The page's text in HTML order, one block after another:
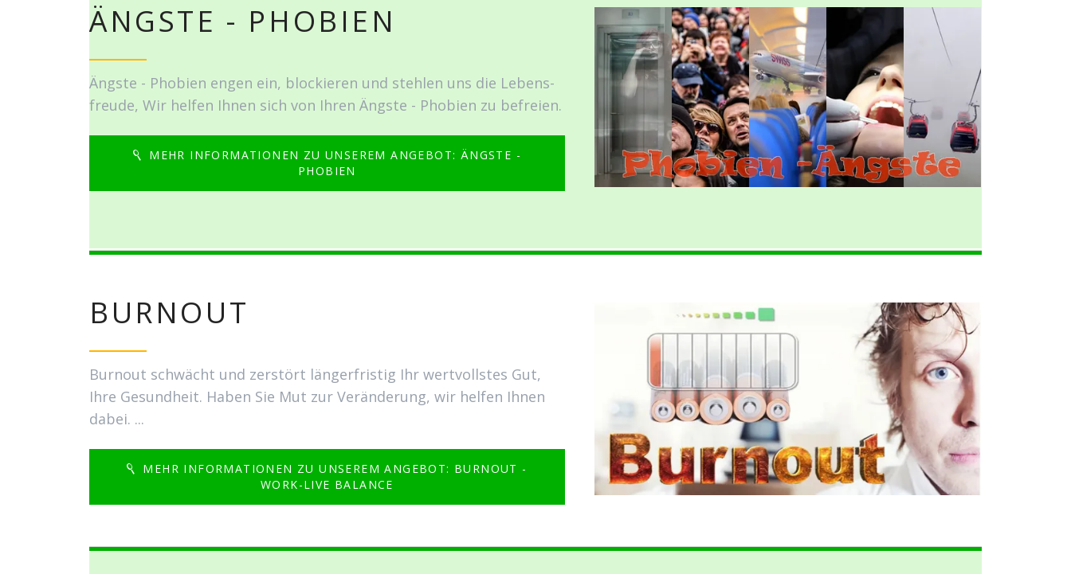
ÄNGSTE - PHOBIEN
Ängste - Phobien engen ein, blockieren und stehlen uns die Lebens­
freude, Wir helfen Ihnen sich von Ihren Ängste - Phobien zu befreien.
MEHR INFORMATIONEN ZU UNSEREM ANGEBOT: ÄNGSTE -
PHOBIEN
BURNOUT
Burnout schwächt und zerstört längerfristig Ihr wertvollstes Gut,
Ihre Gesundheit. Haben Sie Mut zur Veränderung, wir helfen Ihnen
dabei. ...
MEHR INFORMATIONEN ZU UNSEREM ANGEBOT: BURNOUT -
WORK-LIVE BALANCE